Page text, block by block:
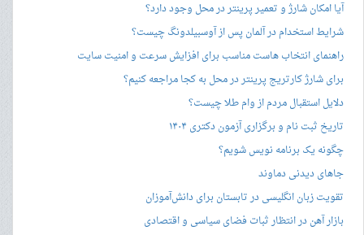
آیا امکان شارژ و تعمیر پرینتر در محل وجود دارد؟
شرایط استخدام در آلمان پس از آوسبیلدونگ چیست؟
راهنمای انتخاب هاست مناسب برای افزایش سرعت و امنیت سایت
برای شارژ کارتریج پرینتر در محل به کجا مراجعه کنیم؟
دلایل استقبال مردم از وام طلا چیست؟
تاریخ ثبت نام و برگزاری آزمون دکتری ۱۴۰۴
چگونه یک برنامه نویس شویم؟
جاهای دیدنی دماوند
تقویت زبان انگلیسی در تابستان برای دانش‌آموزان
بازار آهن در انتظار ثبات فضای سیاسی و اقتصادی